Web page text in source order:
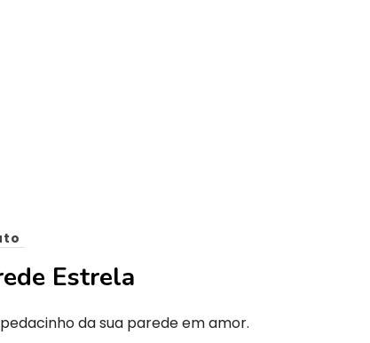
Estrela
da sua parede em amor.